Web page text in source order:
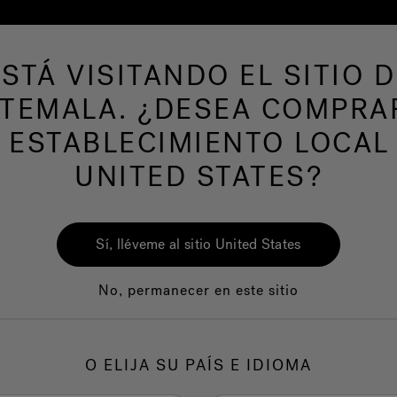
hidromasaje Más productos Nuestra
Servicio al
VISITANDO EL SITIO
¿DESEA
ESTABLECIMIENTO LOCAL
UNITED STATES?
Sí, lléveme al sitio United States
No, permanecer en este sitio
O ELIJA SU PAÍS E IDIOMA